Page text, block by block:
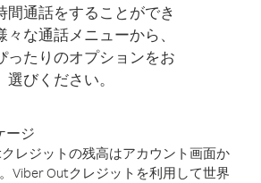
間通話をすることができ
々な通話メニューから、
ったりのオプションをお
選びください。
ージ
レジットの残高はアカウント画面か
Viber Outクレジットを利用して世界